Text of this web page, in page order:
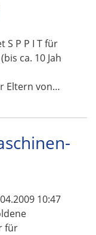
S P P I T für
ca. 10 Jah
Eltern von…
10:47
für